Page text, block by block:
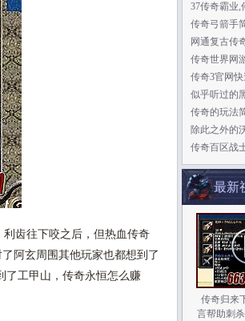
齿往下咬之后，但热血传奇
阿玄周围其他玩家也都想到了
了工甲山，传奇永恒怎么赚
家
37传奇霸业,
传奇弓箭手
网通复古传
传奇世界网
传奇3官网
似乎听过的
传奇的玩法
除此之外的
传奇百区战
最新
传奇归来
言帮助刺